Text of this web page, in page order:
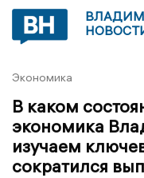
Экономика
В каком
экономика
изучаем
сократился